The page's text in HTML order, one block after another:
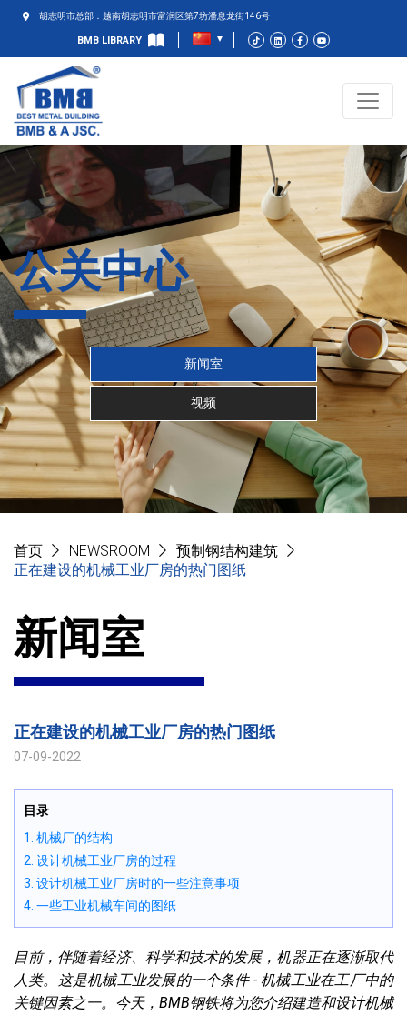
胡志明市总部：越南胡志明市富润区第7坊潘息龙街146号
BMB LIBRARY
公关中心
新闻室
视频
首页 NEWSROOM
预制钢结构建筑
正在建设的机械工业厂房的热门图纸
新闻室
正在建设的机械工业厂房的热门图纸
07-09-2022
目录
1. 机械厂的结构
2. 设计机械工业厂房的过程
3. 设计机械工业厂房时的一些注意事项
4. 一些工业机械车间的图纸
目前，伴随着经济、科学和技术的发展，机器正在逐渐取代
人类。这是机械工业发展的一个条件 - 机械工业在工厂中的
关键因素之一。今天，BMB钢铁将为您介绍建造和设计机械